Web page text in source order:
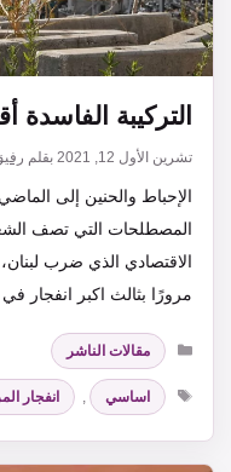
التركيبة
تشرين الأول 12, 2021 بقلم
الإحباط والحنين إلى
المصطلحات التي تصف
الاقتصادي الذي ضرب لبنان،
مرورًا بثالث اكبر انفجار في
التصنيفات
مقالات الناشر
الوسوم
اساسي , انفجار